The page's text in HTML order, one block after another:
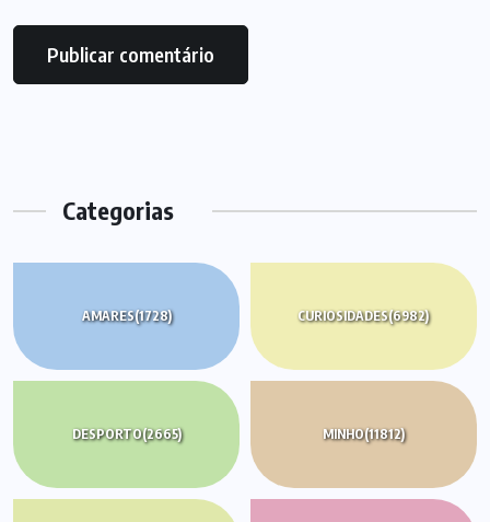
Categorias
AMARES(1728) CURIOSIDADES(6982)
DESPORTO(2665) MINHO(11812)